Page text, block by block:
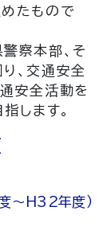
たもので
察本部、そ
、交通安全
安全活動を
します。
～H32年度）